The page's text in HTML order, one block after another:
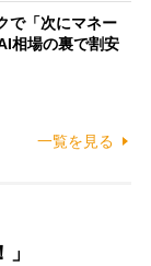
で「次にマネー
相場の裏で割安
一覧を見る